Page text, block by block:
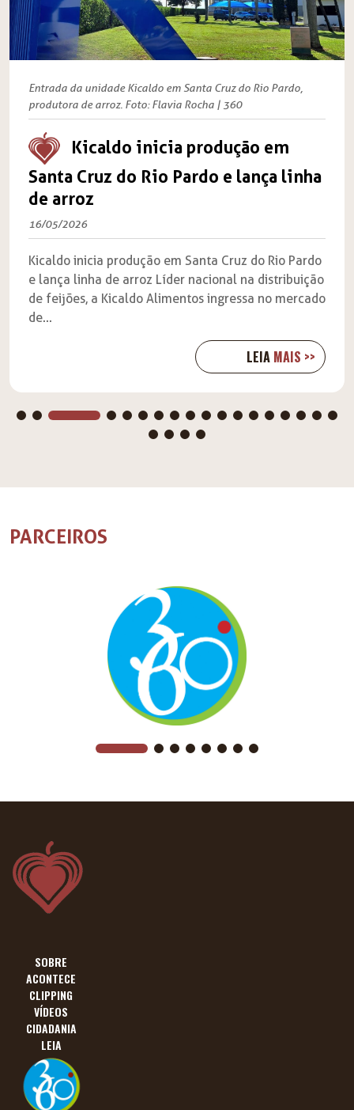
Entrada da unidade Kicaldo em Santa Cruz do Rio Pardo,
produtora de arroz. Foto: Flavia Rocha | 360
Kicaldo inicia produção em
Santa Cruz do Rio Pardo e lança linha
de arroz
16/05/2026
Kicaldo inicia produção em Santa Cruz do Rio Pardo
e lança linha de arroz Líder nacional na distribuição
de feijões, a Kicaldo Alimentos ingressa no mercado
de...
LEIA MAIS >>
PARCEIROS
SOBRE
ACONTECE
CLIPPING
VÍDEOS
CIDADANIA
LEIA